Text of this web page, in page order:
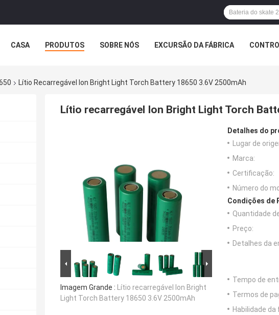
CASA PRODUTOS SOBRE NÓS EXCURSÃO DA FÁBRICA
Lítio Recarregável Ion Bright Light Torch Battery 18650 3.6V 2500mAh
Lítio recarregável Ion Bright Light Torch
Imagem Grande : Lítio recarregável Ion Bright
Light Torch Battery 18650 3.6V 2500mAh
Detalhes do
Lugar de
Marca:
Certificação:
Número do
Condições de
Quantidade
Preço:
Detalhes da
Tempo de
Termos de
Habilidade da